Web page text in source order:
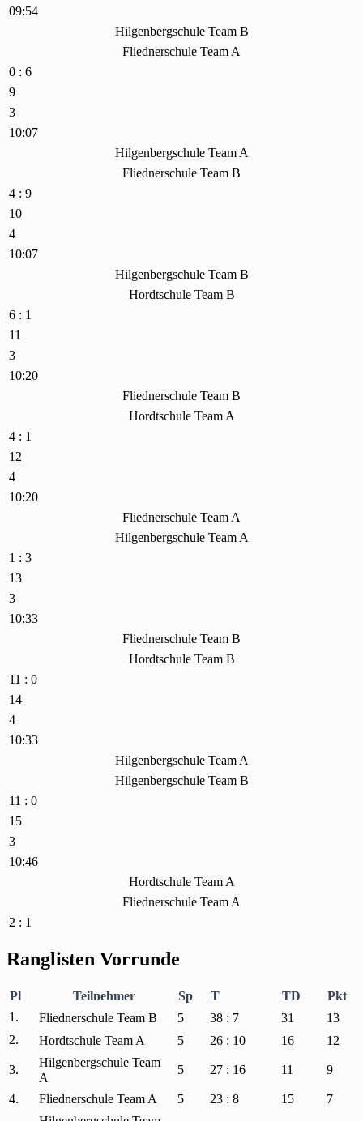
09:54
Hilgenbergschule Team B
Fliednerschule Team A
0 : 6
9
3
10:07
Hilgenbergschule Team A
Fliednerschule Team B
4 : 9
10
4
10:07
Hilgenbergschule Team B
Hordtschule Team B
6 : 1
11
3
10:20
Fliednerschule Team B
Hordtschule Team A
4 : 1
12
4
10:20
Fliednerschule Team A
Hilgenbergschule Team A
1 : 3
13
3
10:33
Fliednerschule Team B
Hordtschule Team B
11 : 0
14
4
10:33
Hilgenbergschule Team A
Hilgenbergschule Team B
11 : 0
15
3
10:46
Hordtschule Team A
Fliednerschule Team A
2 : 1
Ranglisten Vorrunde
Pl Teilnehmer Sp T TD
Pkt
1.
Fliednerschule Team B 5 38 : 7 31
13
2.
Hordtschule Team A 5 26 : 10 16 12
3.
Hilgenbergschule Team
A
5 27 : 16 11 9
4. Fliednerschule Team A 5 23 : 8 15 7